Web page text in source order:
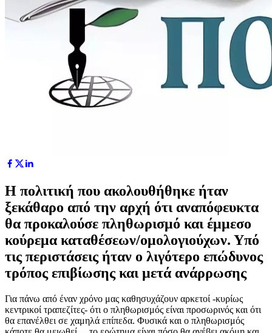
Η πολιτική που ακολουθήθηκε ήταν
ξεκάθαρο από την αρχή ότι αναπόφευκτα
θα προκαλούσε πληθωρισμό και έμμεσο
κούρεμα καταθέσεων/ομολογιούχων. Υπό
τις περιστάσεις ήταν ο λιγότερο επώδυνος
τρόπος επιβίωσης και μετά ανάρρωσης
Για πάνω από έναν χρόνο μας καθησυχάζουν αρκετοί -κυρίως
κεντρικοί τραπεζίτες- ότι ο πληθωρισμός είναι προσωρινός και ότι
θα επανέλθει σε χαμηλά επίπεδα. Φυσικά και ο πληθωρισμός